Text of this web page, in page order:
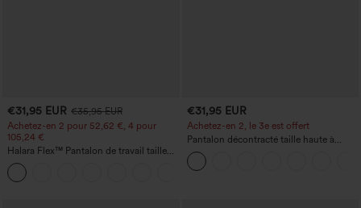
€31,95 EUR €35,95 EUR
Achetez-en 2 pour 52,62 €, 4 pour
105,24 €
Halara Flex™ Pantalon de travail taille
haute sculptant la silhouette, gainant la
taille, avec poches, jambe large en
micro-gaufre
€31,95 EUR
Achetez-en 2, le 3e est offert
Pantalon décontracté taille haute à
cordon, coupe large en mélange de lin,
avec poches